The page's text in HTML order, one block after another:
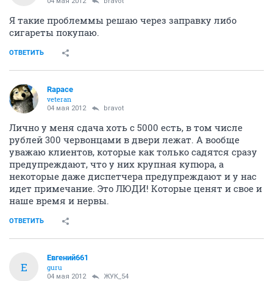
Я такие проблеммы решаю через заправку либо
сигареты покупаю.
ОТВЕТИТЬ
Rapace
veteran
04 мая 2012 bravot
Лично у меня сдача хоть с 5000 есть, в том числе
рублей 300 червонцами в двери лежат. А вообще
уважаю клиентов, которые как только садятся сразу
предупреждают, что у них крупная купюра, а
некоторые даже диспетчера предупреждают и у нас
идет примечание. Это ЛЮДИ! Которые ценят и свое и
наше время и нервы.
ОТВЕТИТЬ
Е
Евгений661
guru
04 мая 2012 ЖУК_54